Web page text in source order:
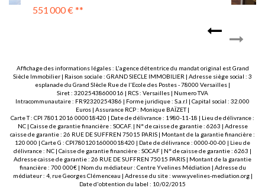
400 000 €
Affichage des informations légales : L'agence détentrice du mandat original est Grand
Siècle Immobilier | Raison sociale : GRAND SIECLE IMMOBILIER | Adresse siège social : 3
esplanade du Grand SIècle Rue de l'Ecole des Postes - 78000 Versailles |
Siret : 32025438600016 | RCS : Versailles | Numero TVA
Intracommunautaire : FR92320254386 | Forme juridique : S.a.r.l | Capital social : 32.000
Euros | Assurance RCP : Monique BAÏZET |
Carte T : CPI 7801 2016 000018420 | Date de délivrance : 1980-11-18 | Lieu de délivrance :
NC | Caisse de garantie financière : SOCAF. | N° de caisse de garantie : 6263 | Adresse
caisse de garantie : 26 RUE DE SUFFREN 75015 PARIS | Montant de la garantie financière :
120 000 | Carte G : CPI78012016000018420 | Date de délivrance : 0000-00-00 | Lieu de
délivrance : NC | Caisse de garantie financière : SOCAF | N° de caisse de garantie : 6263 |
Adresse caisse de garantie : 26 RUE DE SUFFREN 75015 PARIS | Montant de la garantie
financière : 700 000€ | Nom du médiateur : Centre Yvelines Médiation | Adresse du
médiateur : 4, rue Georges Clémenceau | Adresse du site : www.yvelines-mediation.org|
Date d'obtention du label : 10/02/2015